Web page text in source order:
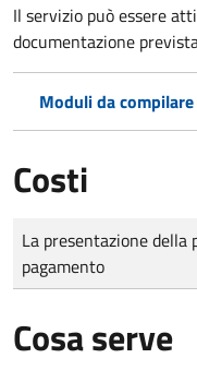
Il servizio può essere
documentazione
Moduli da
Costi
Tipo di pagamento
Importo
La presentazione della
pagamento
Cosa serve